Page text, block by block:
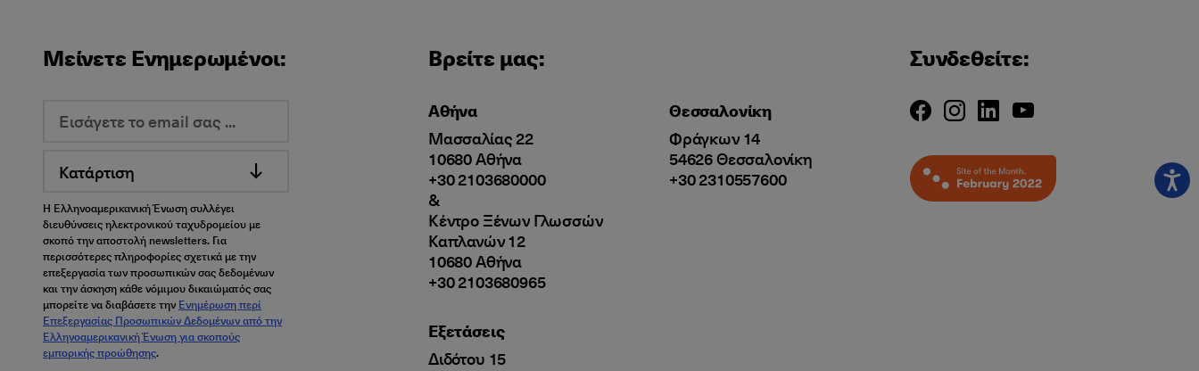
Μείνετε Ενημερωμένοι:
Κατάρτιση
Η Ελληνοαμερικανική Ένωση συλλέγει
διευθύνσεις ηλεκτρονικού ταχυδρομείου με
σκοπό την αποστολή newsletters. Για
περισσότερες πληροφορίες σχετικά με την
επεξεργασία των προσωπικών σας δεδομένων
και την άσκηση κάθε νόμιμου δικαιώματός σας
μπορείτε να διαβάσετε την Ενημέρωση περί
Επεξεργασίας Προσωπικών Δεδομένων από την
Ελληνοαμερικανική Ένωση για σκοπούς
εμπορικής προώθησης.
Βρείτε μας:
Αθήνα
Μασσαλίας 22
10680 Αθήνα
+30 2103680000
&
Κέντρο Ξένων Γλωσσών
Καπλανών 12
10680 Αθήνα
+30 2103680965
Εξετάσεις
Διδότου 15
Θεσσαλονίκη
Φράγκων 14
54626 Θεσσαλονίκη
+30 2310557600
Συνδεθείτε: